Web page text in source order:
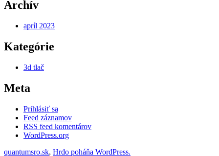
Archív
apríl 2023
Kategórie
3d tlač
Meta
Prihlásiť sa
Feed záznamov
RSS feed komentárov
WordPress.org
quantumsro.sk, Hrdo poháňa WordPress.